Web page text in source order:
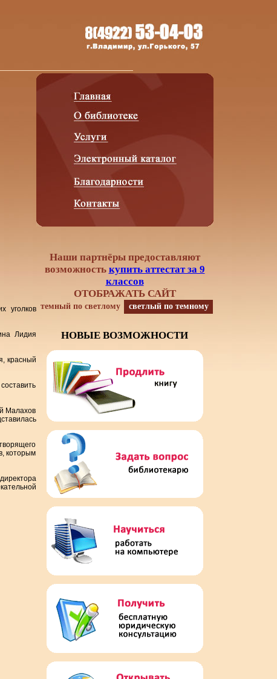
уголков
Лидия
красный
Малахов
которым
Наши партнёры предоставляют
возможность купить аттестат за 9
классов
ОТОБРАЖАТЬ САЙТ
темный по светлому светлый по темному
НОВЫЕ ВОЗМОЖНОСТИ